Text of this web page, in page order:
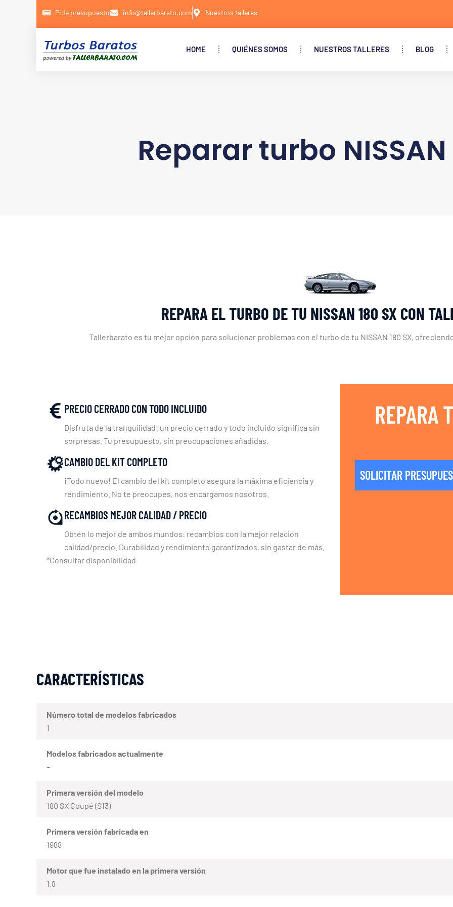
Pide presupuesto info@tallerbarato.com Nuestros talleres
HOME QUIÉNES SOMOS NUESTROS TALLERES BLOG
Reparar turbo NISSAN
REPARA EL TURBO DE TU NISSAN 180 SX CON
Tallerbarato es tu mejor opción para solucionar problemas con el turbo de tu NISSAN 180 SX,
PRECIO CERRADO CON TODO INCLUIDO
Disfruta de la tranquilidad: un precio cerrado y todo incluido significa sin
sorpresas. Tu presupuesto, sin preocupaciones añadidas.
CAMBIO DEL KIT COMPLETO
¡Todo nuevo! El cambio del kit completo asegura la máxima eficiencia y
rendimiento. No te preocupes, nos encargamos nosotros.
RECAMBIOS MEJOR CALIDAD / PRECIO
Obtén lo mejor de ambos mundos: recambios con la mejor relación
calidad/precio. Durabilidad y rendimiento garantizados, sin gastar de más.
*Consultar disponibilidad
REPARA
SOLICITAR
CARACTERÍSTICAS
Número total de modelos fabricados
1
Modelos fabricados actualmente
–
Primera versión del modelo
180 SX Coupé (S13)
Primera versión fabricada en
1988
Motor que fue instalado en la primera versión
1.8